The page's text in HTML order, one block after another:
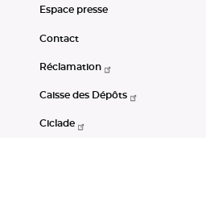
Espace presse
Contact
Réclamation
Caisse des Dépôts
Ciclade